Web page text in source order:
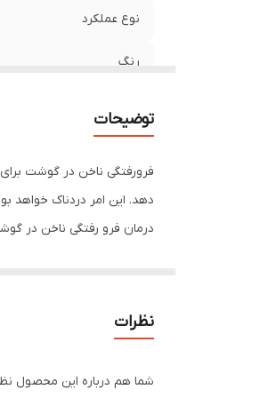
نوع عملکرد
رنگ
توضیحات
فرورفتگی ناخن در گوشت
دهد. این امر دردناک خواهد
درمان فرو رفتگی ناخن در
نظرات
شما هم درباره این محصول